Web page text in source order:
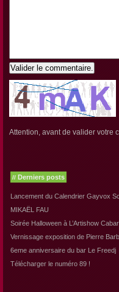
Valider le commentaire.
Attention, avant de valider votre
// Derniers posts
Lancement du Calendrier Gayvox
MIKAËL FAU
Soirée Halloween à L’Artishow
Vernissage exposition de Pierre
6eme anniversaire du bar Le Freedj
Télécharger le numéro 89 !